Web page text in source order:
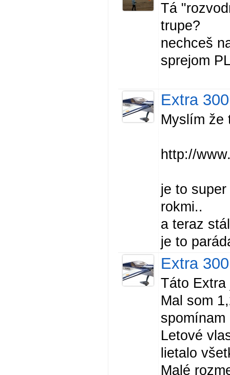
Tá
trupe?
nechceš
sprejom
Extra
Myslím že
http://
je to
rokmi..
a teraz
je to
Extra
Táto Extra
Mal som
spomínam
Letové
lietalo
Malé